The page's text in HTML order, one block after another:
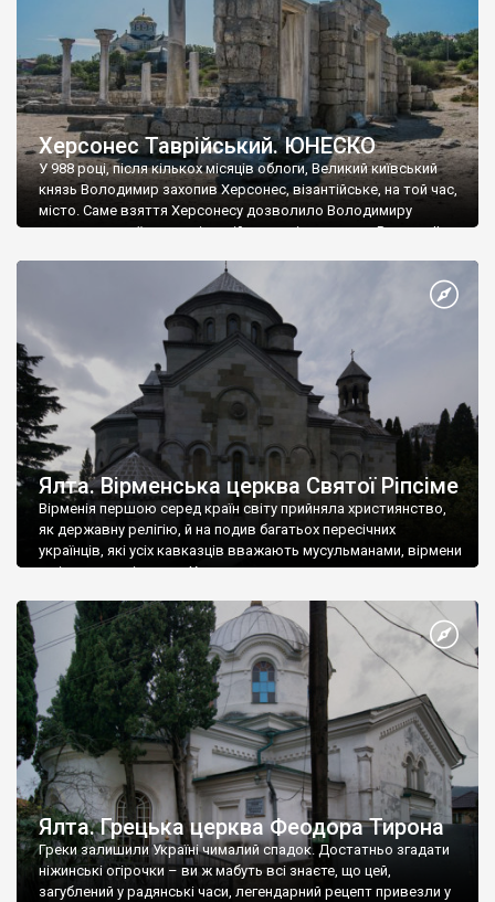
Херсонес Таврійський. ЮНЕСКО
У 988 році, після кількох місяців облоги, Великий київський
князь Володимир захопив Херсонес, візантійське, на той час,
місто. Саме взяття Херсонесу дозволило Володимиру
диктувати свої умови візантійському імператору Василю ІІ, та
Херсонесі Володимир-язичник, став Василем-християнином.
А потім було Хрещення Русі. На честь Херсонесу Таврійського
Ялта. Вірменська церква Святої Ріпсіме
Вірменія першою серед країн світу прийняла християнство,
як державну релігію, й на подив багатьох пересічних
українців, які усіх кавказців вважають мусульманами, вірмени
є відданими вірянами Христа
Ялта. Грецька церква Феодора Тирона
Греки залишили Україні чималий спадок. Достатньо згадати
ніжинські огірочки – ви ж мабуть всі знаєте, що цей,
загублений у радянські часи, легендарний рецепт привезли у